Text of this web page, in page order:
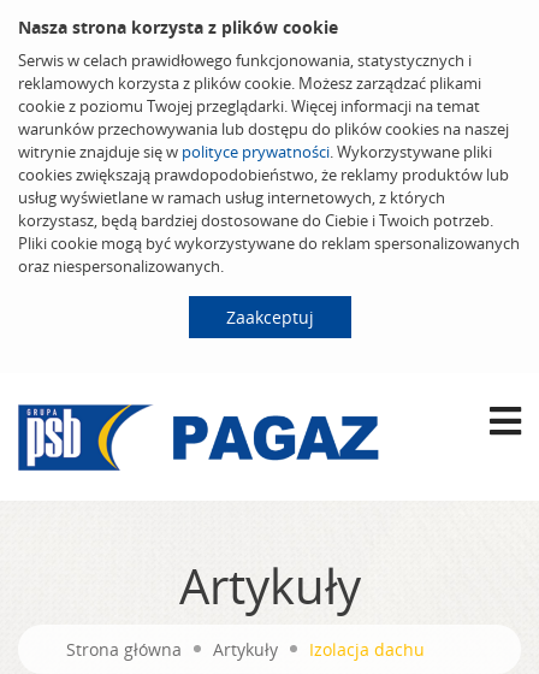
Nasza strona korzysta z plików cookie
Serwis w celach prawidłowego funkcjonowania, statystycznych i
reklamowych korzysta z plików cookie. Możesz zarządzać plikami
cookie z poziomu Twojej przeglądarki. Więcej informacji na temat
warunków przechowywania lub dostępu do plików cookies na naszej
witrynie znajduje się w polityce prywatności. Wykorzystywane pliki
cookies zwiększają prawdopodobieństwo, że reklamy produktów lub
usług wyświetlane w ramach usług internetowych, z których
korzystasz, będą bardziej dostosowane do Ciebie i Twoich potrzeb.
Pliki cookie mogą być wykorzystywane do reklam spersonalizowanych
oraz niespersonalizowanych.
Zaakceptuj
Artykuły
Strona główna Artykuły Izolacja dachu